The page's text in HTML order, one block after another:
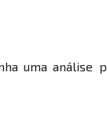
uma análise